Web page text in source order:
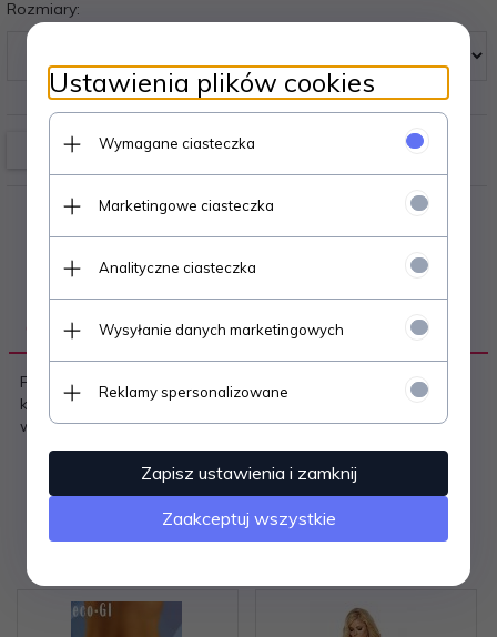
Rozmiary:
OPIS PRODUKTU
Figi damskie z naturalnej bawełny - w pasie płaska guma i
kokardka, zabudowane na biodrach - pakowane w foliowy
woreczek po trzy sztuki Skład: 95% bawełna, 5% elastan
Polecamy
Ustawienia plików cookies
Wymagane ciasteczka
Marketingowe ciasteczka
Analityczne ciasteczka
Wysyłanie danych marketingowych
Reklamy spersonalizowane
Zapisz ustawienia i zamknij
Zaakceptuj wszystkie